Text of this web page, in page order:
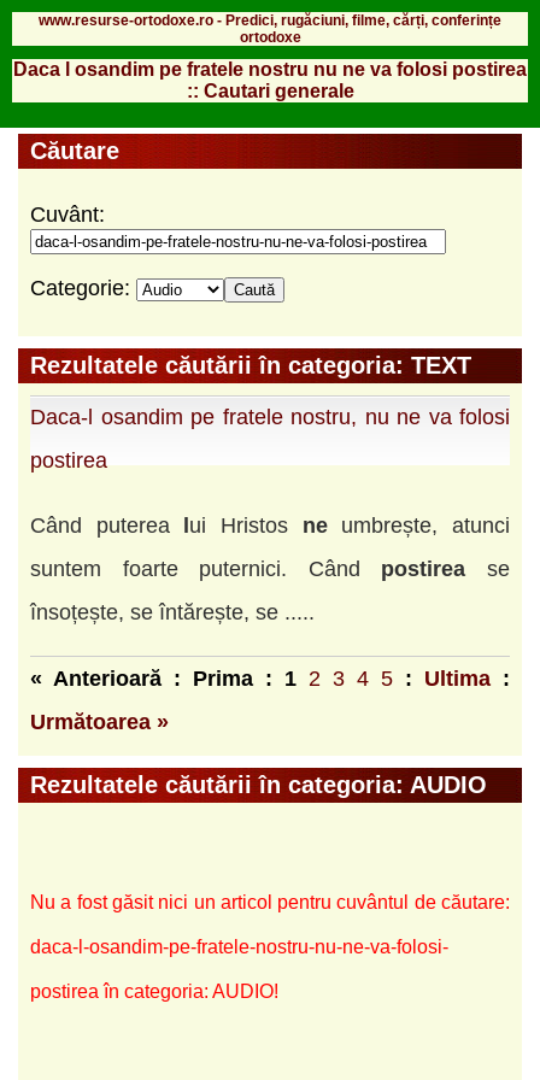
www.resurse-ortodoxe.ro - Predici, rugăciuni, filme, cărți, conferințe
ortodoxe
Daca l osandim pe fratele nostru nu ne va folosi postirea
:: Cautari generale
Căutare
Cuvânt:
Categorie:
Rezultatele căutării în categoria: TEXT
Daca-l osandim pe fratele nostru, nu ne va folosi
postirea
Când puterea ui Hristos neumbrește, atunci
suntem foarte puternici. Când postirea se
însoțește, se întărește, se .....
« Anterioară : Prima : 1 2 3 4 5 : Ultima :
Următoarea »
Rezultatele căutării în categoria: AUDIO
Nu a fost găsit nici un articol pentru cuvântul de căutare:
daca-l-osandim-pe-fratele-nostru-nu-ne-va-folosi-
postirea în categoria: AUDIO!